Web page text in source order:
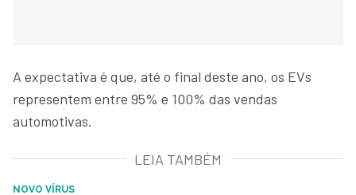
A expectativa é que, até o final deste ano, os EVs
representem entre 95% e 100% das vendas
automotivas.
LEIA TAMBÉM
NOVO VÍRUS